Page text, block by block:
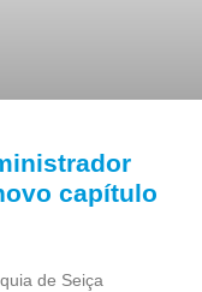
capítulo
de Seiça